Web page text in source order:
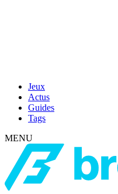
Jeux
Actus
Guides
Tags
MENU